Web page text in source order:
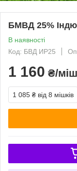
БМВД 25%
В наявності
Код: БВД ИР25
1 160 ₴/
1 085 ₴ від 8 мішків